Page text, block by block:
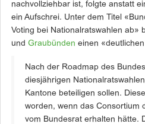
nachvollziehbar ist, folgte anstatt
ein Aufschrei. Unter dem Titel
Voting bei Nationalratswahlen ab»
und Graubünden einen
Nach der Roadmap des
diesjährigen
Kantone beteiligen sollen.
worden, wenn das Consortium
vom Bundesrat erhalten hätte.